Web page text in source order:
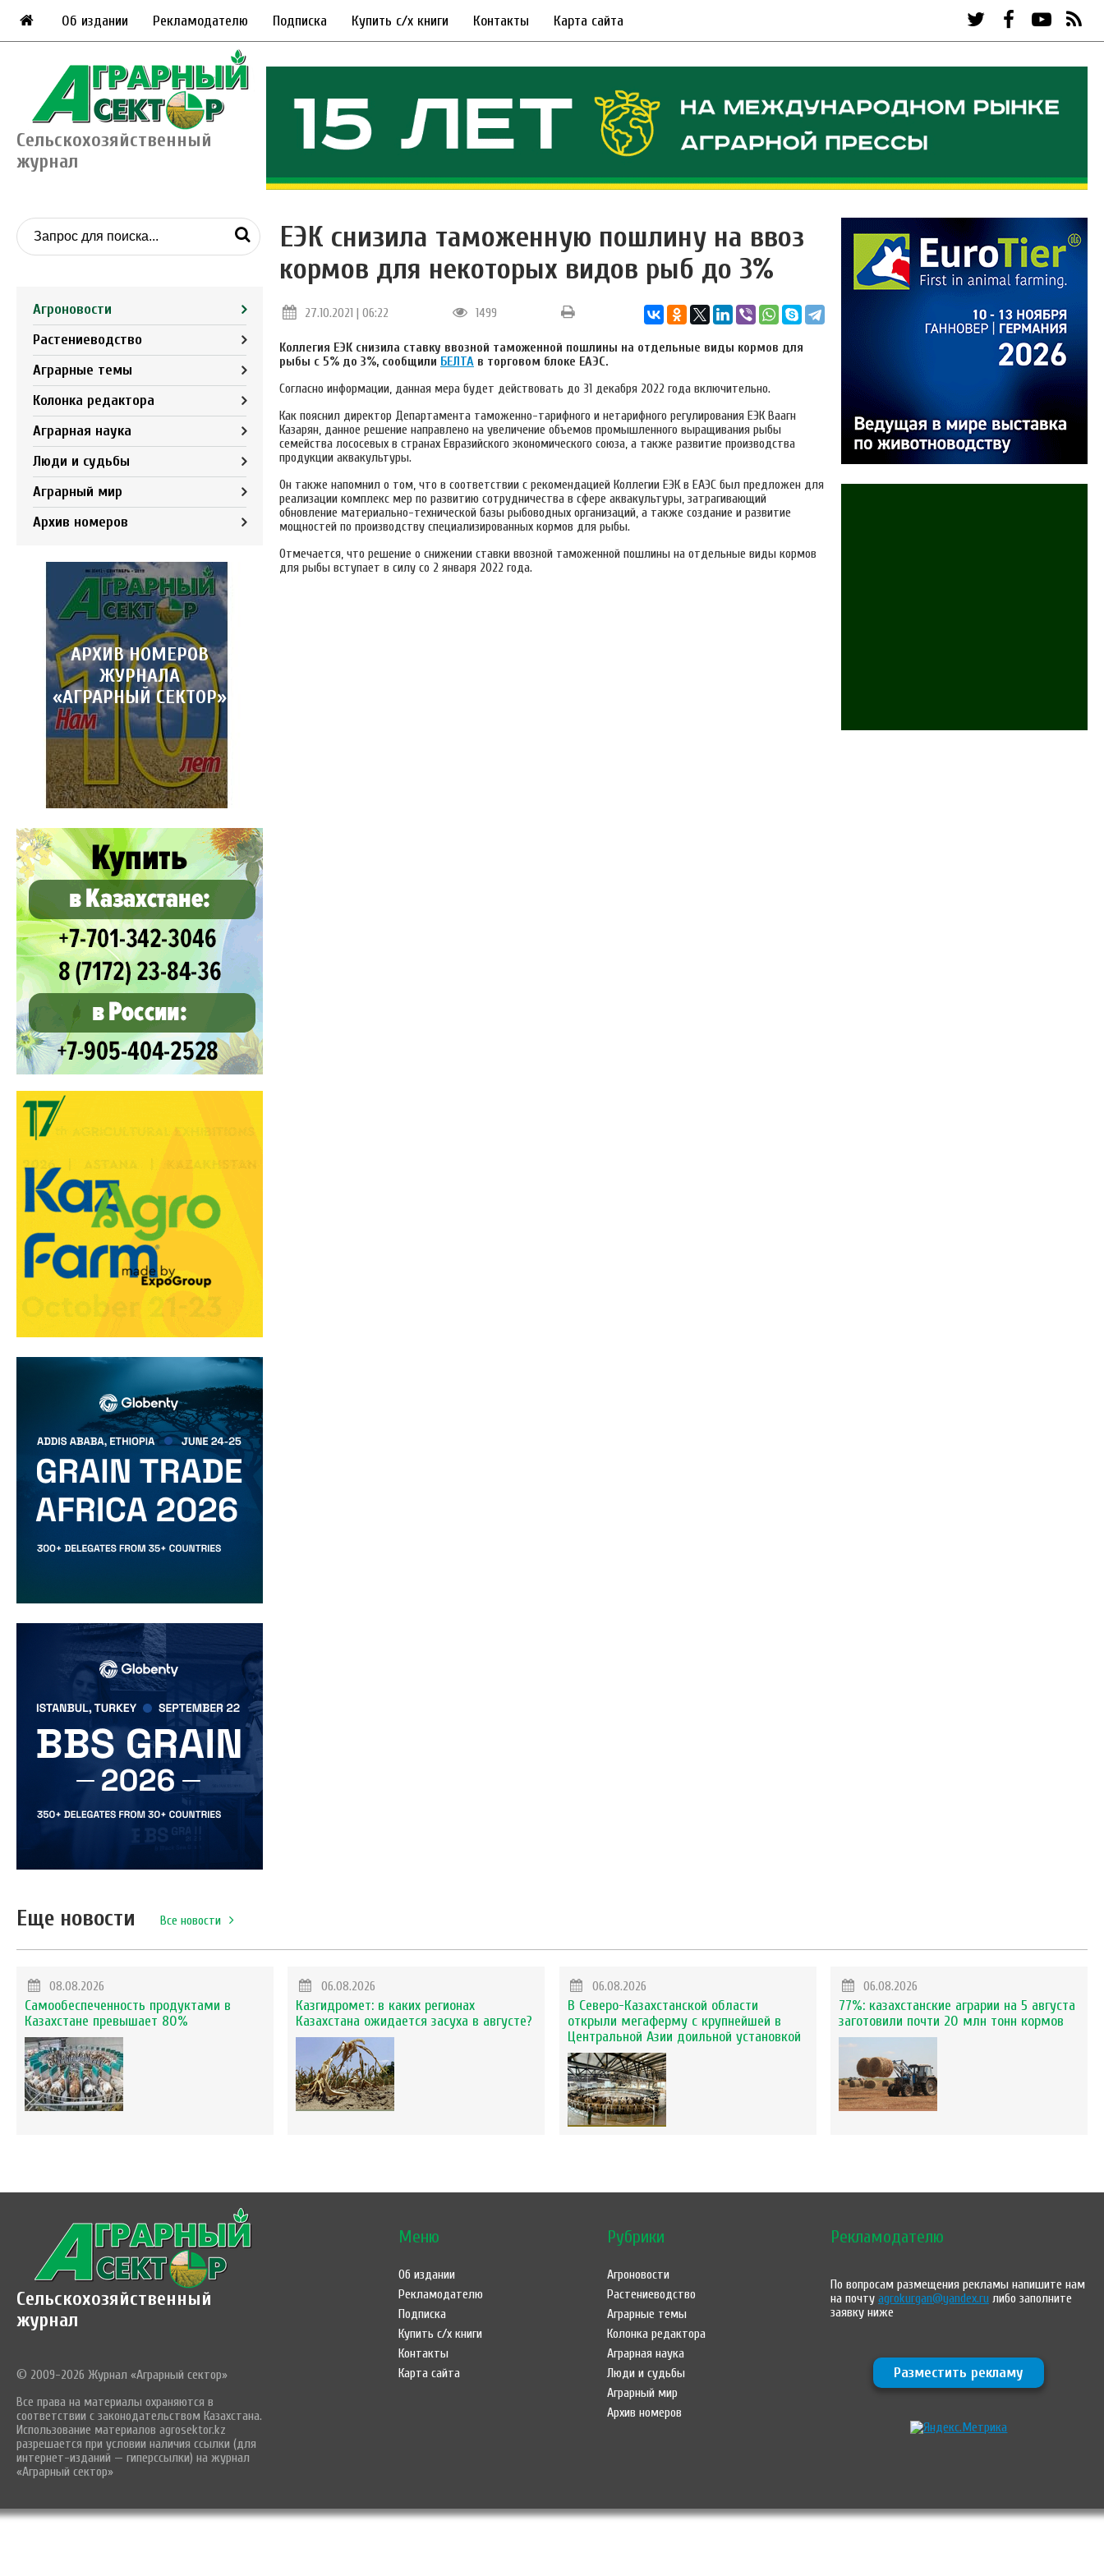
Об издании Рекламодателю Подписка Купить с/х книги Контакты Карта сайта
Сельскохозяйственный
журнал
Агроновости
Растениеводство
Аграрные темы
Колонка редактора
Аграрная наука
Люди и судьбы
Аграрный мир
Архив номеров
АРХИВ НОМЕРОВ
ЖУРНАЛА
«АГРАРНЫЙ СЕКТОР»
ЕЭК снизила таможенную пошлину на ввоз
кормов для некоторых видов рыб до 3%
27.10.2021 | 06:22 1499
Коллегия ЕЭК снизила ставку ввозной таможенной пошлины на отдельные виды кормов для
рыбы с 5% до 3%, сообщили БЕЛТА в торговом блоке ЕАЭС.
Согласно информации, данная мера будет действовать до 31 декабря 2022 года включительно.
Как пояснил директор Департамента таможенно-тарифного и нетарифного регулирования ЕЭК Ваагн
Казарян, данное решение направлено на увеличение объемов промышленного выращивания рыбы
семейства лососевых в странах Евразийского экономического союза, а также развитие производства
продукции аквакультуры.
Он также напомнил о том, что в соответствии с рекомендацией Коллегии ЕЭК в ЕАЭС был предложен для
реализации комплекс мер по развитию сотрудничества в сфере аквакультуры, затрагивающий
обновление материально-технической базы рыбоводных организаций, а также создание и развитие
мощностей по производству специализированных кормов для рыбы.
Отмечается, что решение о снижении ставки ввозной таможенной пошлины на отдельные виды кормов
для рыбы вступает в силу со 2 января 2022 года.
Еще новости Все новости
08.08.2026
Самообеспеченность продуктами в
Казахстане превышает 80%
06.08.2026
Казгидромет: в каких регионах
Казахстана ожидается засуха в августе?
06.08.2026
В Северо-Казахстанской области
открыли мегаферму с крупнейшей в
Центральной Азии доильной установкой
06.08.2026
77%: казахстанские аграрии на 5 августа
заготовили почти 20 млн тонн кормов
Сельскохозяйственный
журнал
© 2009-2026 Журнал «Аграрный сектор»
Все права на материалы охраняются в
соответствии с законодательством Казахстана.
Использование материалов agrosektor.kz
разрешается при условии наличия ссылки (для
интернет-изданий — гиперссылки) на журнал
«Аграрный сектор»
Меню
Об издании
Рекламодателю
Подписка
Купить с/х книги
Контакты
Карта сайта
Рубрики
Агроновости
Растениеводство
Аграрные темы
Колонка редактора
Аграрная наука
Люди и судьбы
Аграрный мир
Архив номеров
Рекламодателю
По вопросам размещения рекламы напишите нам
на почтуagrokurgan@yandex.ru либо заполните
заявку ниже
Разместить рекламу